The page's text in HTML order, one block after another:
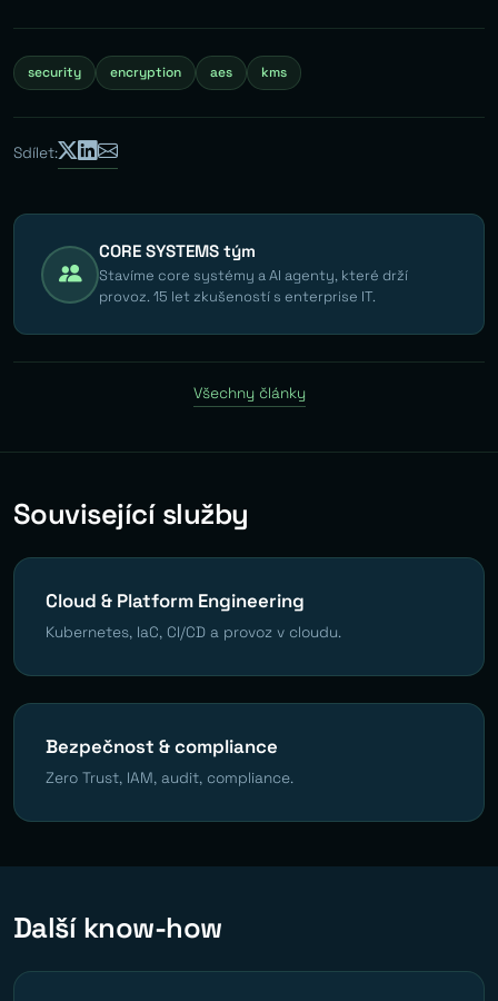
security encryption aes kms
Sdílet:
CORE SYSTEMS tým
Stavíme core systémy a AI agenty, které drží
provoz. 15 let zkušeností s enterprise IT.
Všechny články
Související služby
Cloud & Platform Engineering
Kubernetes, IaC, CI/CD a provoz v cloudu.
Bezpečnost & compliance
Zero Trust, IAM, audit, compliance.
Další know-how